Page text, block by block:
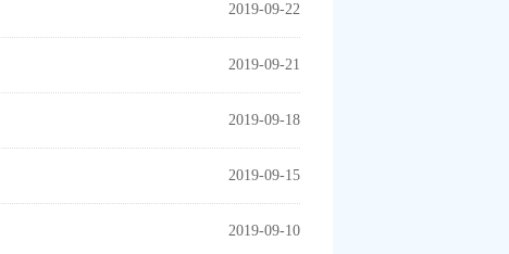
2019-09-22
2019-09-21
2019-09-18
2019-09-15
2019-09-10